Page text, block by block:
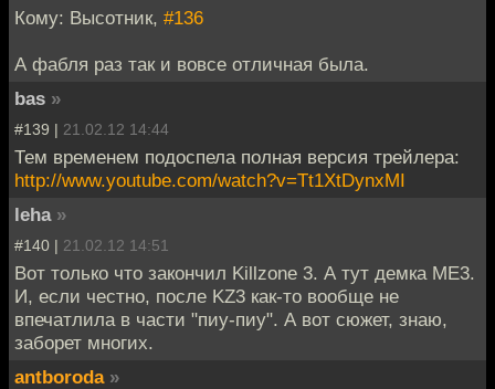
Кому: Высотник, #136
А фабля раз так и вовсе отличная была.
bas »
#139 | 21.02.12 14:44
Тем временем подоспела полная версия трейлера:
http://www.youtube.com/watch?v=Tt1XtDynxMI
leha »
#140 | 21.02.12 14:51
Вот только что закончил Killzone 3. А тут демка ME3.
И, если честно, после KZ3 как-то вообще не
впечатлила в части "пиу-пиу". А вот сюжет, знаю,
заборет многих.
antboroda »